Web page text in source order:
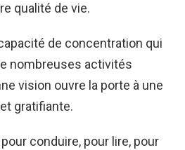
qualité de vie.
de concentration qui
nombreuses activités
vision ouvre la porte à une
gratifiante.
conduire, pour lire, pour